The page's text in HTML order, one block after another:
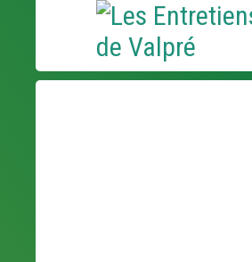
navigation